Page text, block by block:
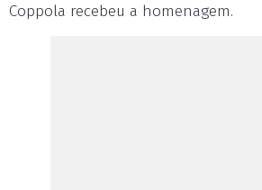
Coppola recebeu a homenagem.